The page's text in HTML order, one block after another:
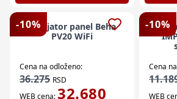
-10%
Radijator panel Beha
PV20 WiFi
Cena na odloženo:
36.275 RSD
WEB cena:32.680
-10%
Cena
WEB